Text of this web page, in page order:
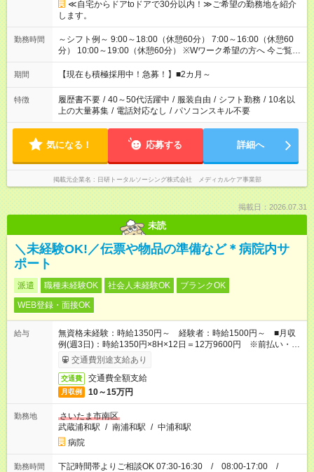
≪自宅からドアtoドアで30分以内！≫ご希望の勤務地を紹介
します。
勤務時間
～シフト例～ 9:00～18:00（休憩60分） 7:00～16:00（休憩60
分） 10:00～19:00（休憩60分） ※Wワーク希望の方へ 今ご覧の
お仕事で希望する勤務時間と、もう1つのお仕事の勤務時間の合
計が 週40時間を超えなければOKです。
期間 【現在も積極採用中！急募！】■2カ月～
特徴 履歴書不要 / 40～50代活躍中 / 服装自由 / シフト勤務 / 10名以
上の大量募集 / 電話対応なし / パソコンスキル不要
気になる！ 応募する 詳細へ
掲載元企業名 日研トータルソーシング株式会社 メディカルケア事業部
掲載日：2026.07.31
未読
＼未経験OK!／伝票や物品の準備など＊病院内サ
ポート
派遣 職種未経験OK 社会人未経験OK
ブランクOK
WEB登録・面接OK
給与
無資格未経験：時給1350円～ 経験者：時給1500円～ ■月収
例(週3日)：時給1350円×8H×12日＝12万9600円 ※前払い・日
払い・週払いOK
交通費別途支給あり
交通費 交通費全額支給
月収例 10～15万円
勤務地
さいたま市南区
武蔵浦和駅 / 南浦和駅 / 中浦和駅
病院
勤務時間
下記時間帯よりご相談OK 07:30-16:30 / 08:00-17:00 /